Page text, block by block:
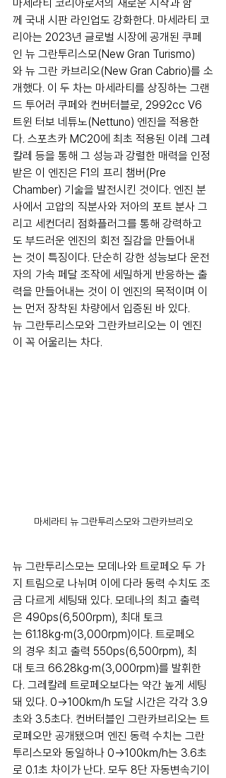
마세라티 코리아로서의 새로운 시작과 함
께 국내 시판 라인업도 강화한다. 마세라티 코
리아는 2023년 글로벌 시장에 공개된 쿠페
인 뉴 그란투리스모(New Gran Turismo)
와 뉴 그란 카브리오(New Gran Cabrio)를 소
개했다. 이 두 차는 마세라티를 상징하는 그랜
드 투어러 쿠페와 컨버터블로, 2992cc V6
트윈 터보 네튜노(Nettuno) 엔진을 적용한
다. 스포츠카 MC20에 최초 적용된 이레 그레
칼레 등을 통해 그 성능과 강렬한 매력을 인정
받은 이 엔진은 F1의 프리 챔버(Pre
Chamber) 기술을 발전시킨 것이다. 엔진 분
사에서 고압의 직분사와 저아의 포트 분사 그
리고 세컨더리 점화플러그를 통해 강력하고
도 부드러운 엔진의 회전 질감을 만들어내
는 것이 특징이다. 단순히 강한 성능보다 운전
자의 가속 페달 조작에 세밀하게 반응하는 출
력을 만들어내는 것이 이 엔진의 목적이며 이
는 먼저 장착된 차량에서 입증된 바 있다.
뉴 그란투리스모와 그란카브리오는 이 엔진
이 꼭 어울리는 차다.
마세라티 뉴 그란투리스모와 그란카브리오
뉴 그란투리스모는 모데나와 트로페오 두 가
지 트림으로 나뉘며 이에 다라 동력 수치도 조
금 다르게 세팅돼 있다. 모데나의 최고 출력
은 490ps(6,500rpm), 최대 토크
는 61.18kg∙m(3,000rpm)이다. 트로페오
의 경우 최고 출력 550ps(6,500rpm), 최
대 토크 66.28kg∙m(3,000rpm)를 발휘한
다. 그레칼레 트로페오보다는 약간 높게 세팅
돼 있다. 0→100km/h 도달 시간은 각각 3.9
초와 3.5초다. 컨버터블인 그란카브리오는 트
로페오만 공개됐으며 엔진 동력 수치는 그란
투리스모와 동일하나 0→100km/h는 3.6초
로 0.1초 차이가 난다. 모두 8단 자동변속기이